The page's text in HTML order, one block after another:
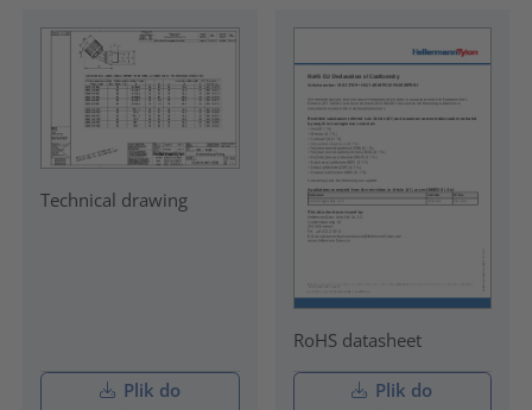
Technical drawing
Plik do
RoHS datasheet
Plik do